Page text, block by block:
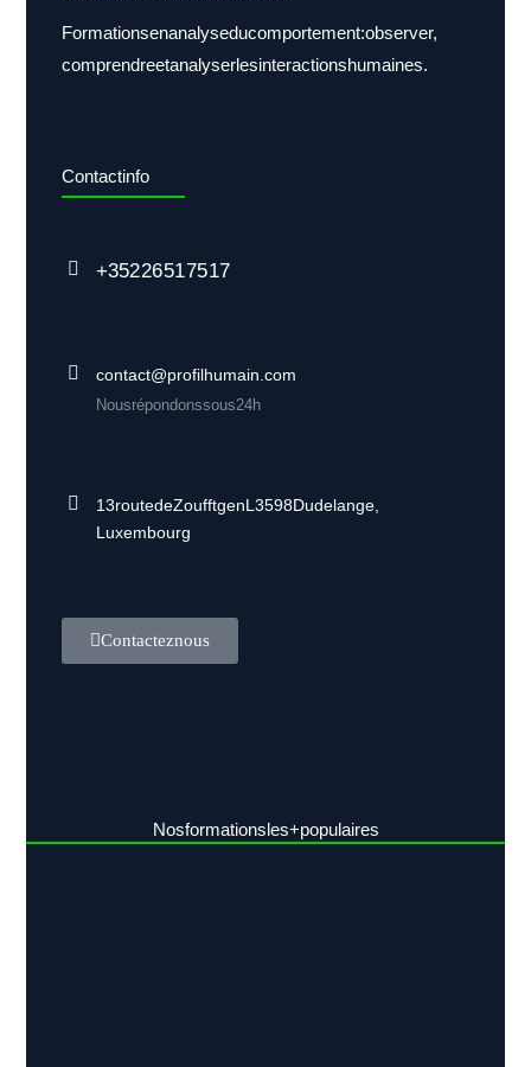
Formations en analyse du comportement : observer,
comprendre et analyser les interactions humaines.
Contact info
+352 26 51 75 17
contact@profilhumain.com
Nous répondons sous 24h
13 route de Zoufftgen L3598 Dudelange,
Luxembourg
Contactez nous
Nos formations les + populaires